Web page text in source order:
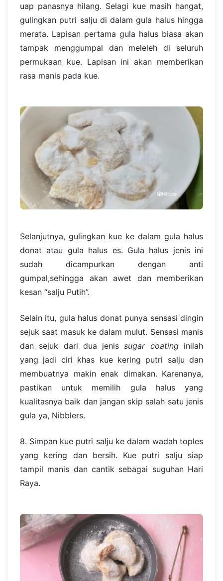
uap panasnya hilang. Selagi kue masih hangat,
gulingkan putri salju di dalam gula halus hingga
merata. Lapisan pertama gula halus biasa akan
tampak menggumpal dan meleleh di seluruh
permukaan kue. Lapisan ini akan memberikan
rasa manis pada kue.
Selanjutnya, gulingkan kue ke dalam gula halus
donat atau gula halus es. Gula halus jenis ini
sudah dicampurkan dengan anti
gumpal,sehingga akan awet dan memberikan
kesan “salju Putih”.
Selain itu, gula halus donat punya sensasi dingin
sejuk saat masuk ke dalam mulut. Sensasi manis
dan sejuk dari dua jenissugar coating inilah
yang jadi ciri khas kue kering putri salju dan
membuatnya makin enak dimakan. Karenanya,
pastikan untuk memilih gula halus yang
kualitasnya baik dan jangan skip salah satu jenis
gula ya, Nibblers.
8. Simpan kue putri salju ke dalam wadah toples
yang kering dan bersih. Kue putri salju siap
tampil manis dan cantik sebagai suguhan Hari
Raya.